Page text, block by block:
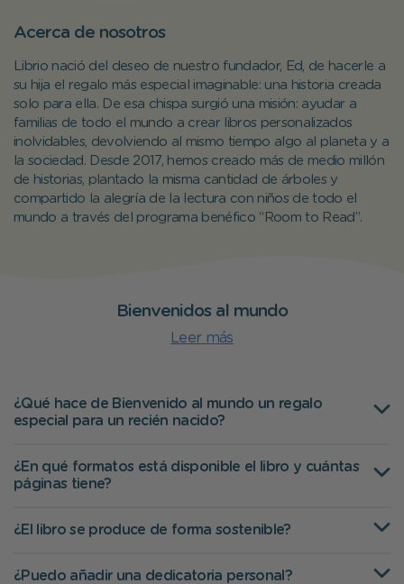
Acerca de nosotros
Librio nació del deseo de nuestro fundador, Ed, de hacerle a
su hija el regalo más especial imaginable: una historia creada
solo para ella. De esa chispa surgió una misión: ayudar a
familias de todo el mundo a crear libros personalizados
inolvidables, devolviendo al mismo tiempo algo al planeta y a
la sociedad. Desde 2017, hemos creado más de medio millón
de historias, plantado la misma cantidad de árboles y
compartido la alegría de la lectura con niños de todo el
mundo a través del programa benéfico “Room to Read”.
Bienvenidos al mundo
Leer más
¿Qué hace de Bienvenido al mundo un regalo
especial para un recién nacido?
¿En qué formatos está disponible el libro y cuántas
páginas tiene?
¿El libro se produce de forma sostenible?
¿Puedo añadir una dedicatoria personal?